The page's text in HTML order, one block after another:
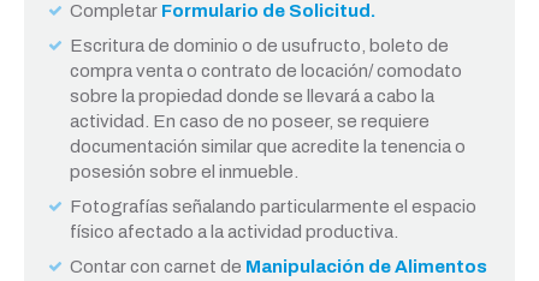
Completar Formulario de Solicitud.
Escritura de dominio o de usufructo, boleto de
compra venta o contrato de locación/ comodato
sobre la propiedad donde se llevará a cabo la
actividad. En caso de no poseer, se requiere
documentación similar que acredite la tenencia o
posesión sobre el inmueble.
Fotografías señalando particularmente el espacio
físico afectado a la actividad productiva.
Contar con carnet de Manipulación de Alimentos